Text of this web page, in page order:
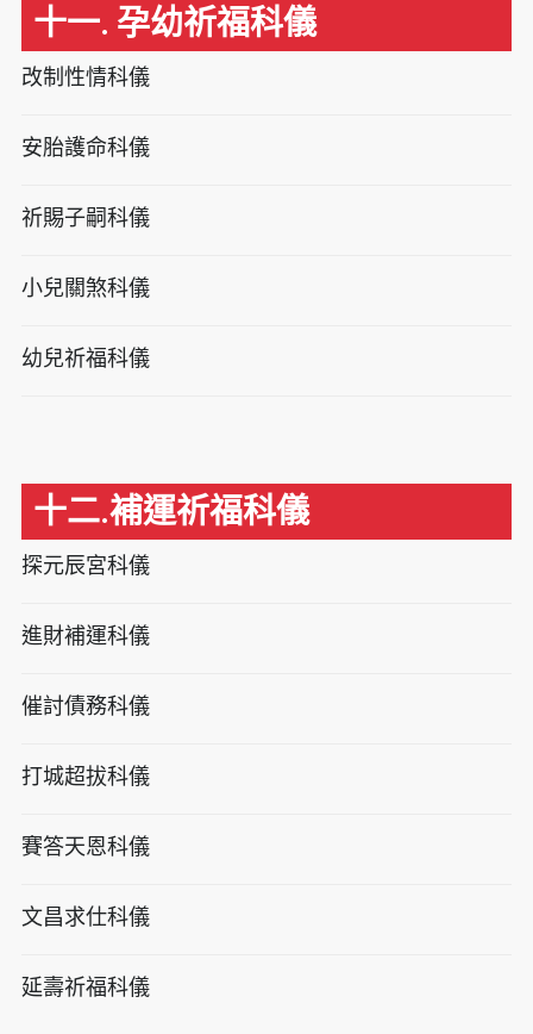
十一. 孕幼祈福科儀
改制性情科儀
安胎護命科儀
祈賜子嗣科儀
小兒關煞科儀
幼兒祈福科儀
十二.補運祈福科儀
探元辰宮科儀
進財補運科儀
催討債務科儀
打城超拔科儀
賽答天恩科儀
文昌求仕科儀
延壽祈福科儀